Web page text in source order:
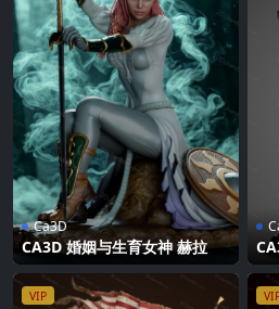
Ca3D
CA3D 婚姻与生育女神 赫拉
卡
VIP